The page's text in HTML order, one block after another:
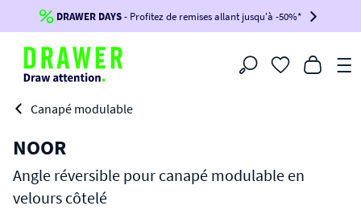
Jusqu'à-100€*sur votre commande !
BIKINI100
-voir conditions en bas de page-
DRAWER DAYS- Profitez de remises allant jusqu'à -50%*
Filtrer
Canapé modulable
NOOR
Angle réversible pour canapé modulable en
velours côtelé